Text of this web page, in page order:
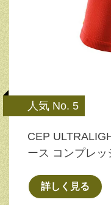
人気 No. 5
CEP
ース コンプレ
詳しく見る